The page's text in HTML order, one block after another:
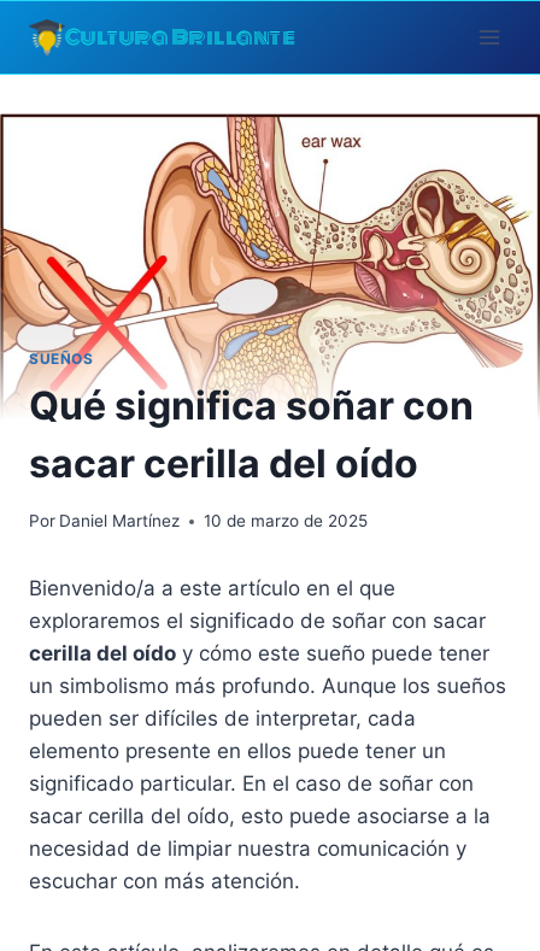
Saltar
contenido
Cultura Brillante
SUEÑOS
Qué significa soñar con
sacar cerilla del oído
Por Daniel Martínez 10 de marzo de 2025
Bienvenido/a a este artículo en el que
exploraremos el significado de soñar con sacar
cerilla del oído y cómo este sueño puede tener
un simbolismo más profundo. Aunque los sueños
pueden ser difíciles de interpretar, cada
elemento presente en ellos puede tener un
significado particular. En el caso de soñar con
sacar cerilla del oído, esto puede asociarse a la
necesidad de limpiar nuestra comunicación y
escuchar con más atención.